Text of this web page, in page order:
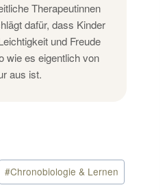
Therapeutinnen
dafür, dass Kinder
und Freude
wie es eigentlich von
aus ist.
#Chronobiologie & Lernen